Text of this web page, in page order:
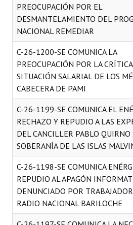
Banca del Vecino - Registro
Huéspedes de Honor - Registro
Antiguos Pobladores - Registro
Reconocimientos - Registro
Bariloche, Municipio intercultural
Entrega de distinciones
REFORMA DE LA CARTA ORGÁNICA
PREOCUPACIÓN POR EL
DESMANTELAMIENTO DEL
NACIONAL REMEDIAR
C-26-1200-SE COMUNICA LA
PREOCUPACIÓN POR LA CRÍTICA
SITUACIÓN SALARIAL DE LOS
CABECERA DE PAMI
C-26-1199-SE COMUNICA EL
RECHAZO Y REPUDIO A LAS
DEL CANCILLER PABLO QUIRNO
SOBERANÍA DE LAS ISLAS
C-26-1198-SE COMUNICA
REPUDIO AL APAGÓN
DENUNCIADO POR
RADIO NACIONAL BARILOCHE